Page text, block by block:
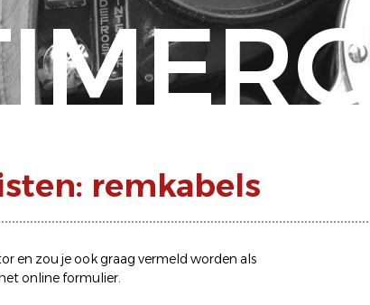
remkabels
en zou je ook graag vermeld worden als
online formulier.